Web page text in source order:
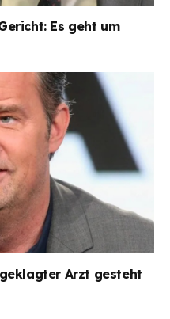
Es geht um
Arzt gesteht